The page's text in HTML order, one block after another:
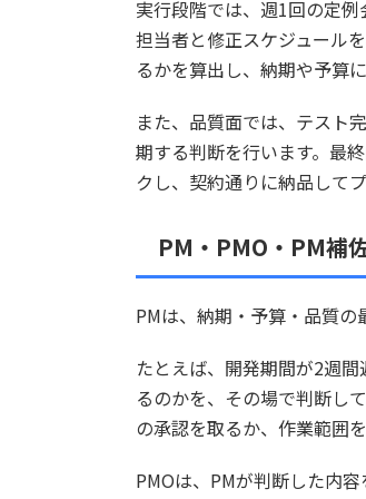
実行段階では、週1回の定
担当者と修正スケジュール
るかを算出し、納期や予算
また、品質面では、テスト
期する判断を行います。最
クし、契約通りに納品して
PM・PMO・PM補
PMは、納期・予算・品質の
たとえば、開発期間が2週
るのかを、その場で判断し
の承認を取るか、作業範囲
PMOは、PMが判断した内